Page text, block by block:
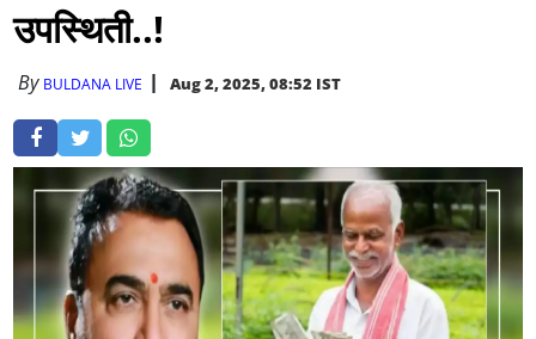
उपस्थिती..!
By BULDANA LIVE Aug 2, 2025, 08:52 IST